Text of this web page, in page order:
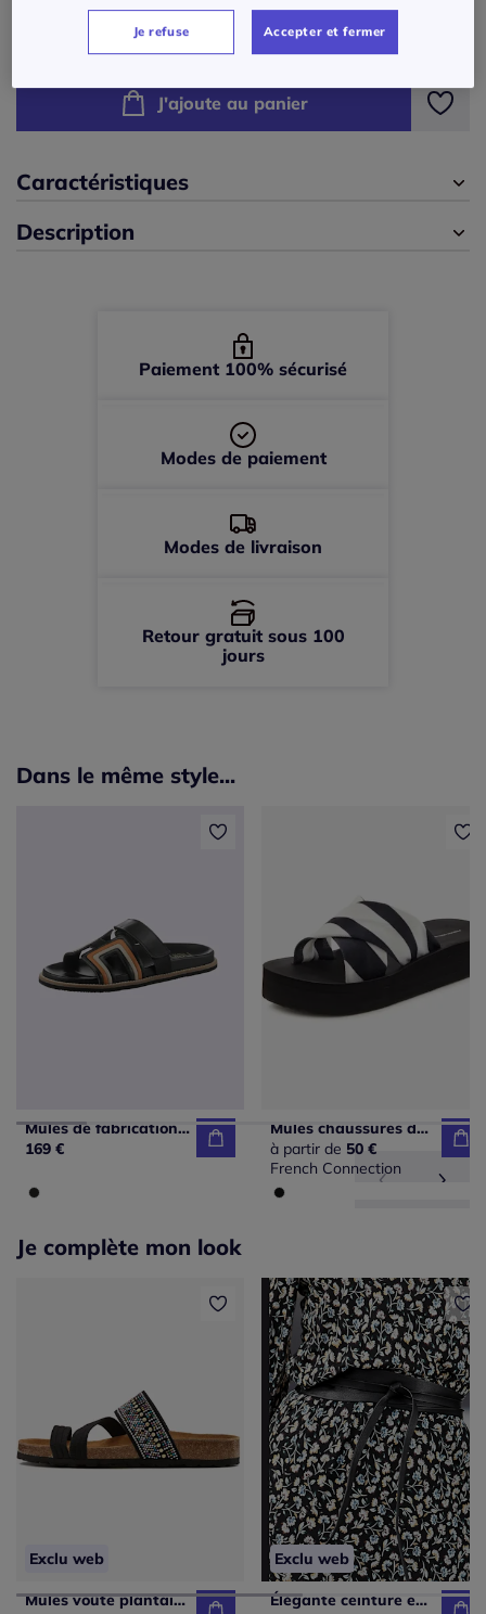
épuisé
En stock
39 -En stock
40 -En stock
J'ajoute au panier
Caractéristiques
Description
Paiement 100% sécurisé
Modes de paiement
Modes de livraison
Retour gratuit sous 100
jours
Dans le même style...
Mules de fabrication espagnole
169 €
Mules chaussures de bain estivales au look animal tendance avec semelle imperméable et talon légèrement compensé
à partir de 50 €
French Connection
Je complète mon look
Exclu web
Mules voûte plantaire en liège confortable
Exclu web
Élégante ceinture en cuir doux de qualité
Je refuse Accepter et fermer